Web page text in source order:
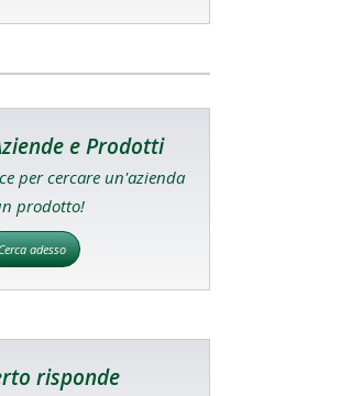
e Prodotti
per cercare un'azienda
prodotto!
adesso
risponde